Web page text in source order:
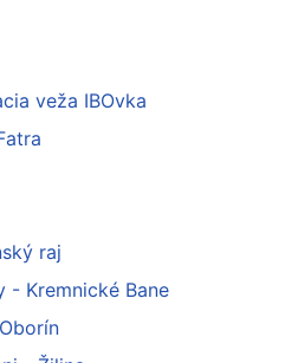
veža IBOvka
raj
- Kremnické Bane